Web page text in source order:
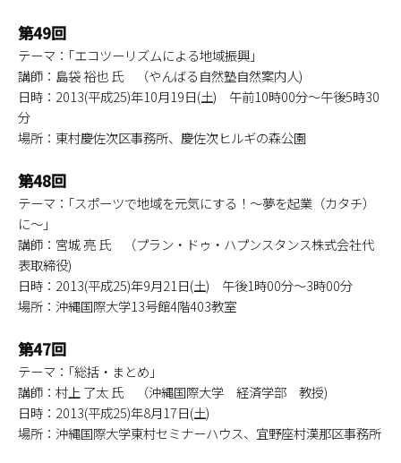
第49回
テーマ：｢エコツーリズムによる地域振興｣
講師：島袋 裕也 氏 （やんばる自然塾自然案内人)
日時：2013(平成25)年10月19日(土) 午前10時00分～午後5時30
分
場所：東村慶佐次区事務所、慶佐次ヒルギの森公園
第48回
テーマ：｢スポーツで地域を元気にする！～夢を起業（カタチ）
に～｣
講師：宮城 亮 氏 （プラン・ドゥ・ハプンスタンス株式会社代
表取締役)
日時：2013(平成25)年9月21日(土) 午後1時00分～3時00分
場所：沖縄国際大学13号館4階403教室
第47回
テーマ：｢総括・まとめ｣
講師：村上 了太 氏 （沖縄国際大学 経済学部 教授)
日時：2013(平成25)年8月17日(土)
場所：沖縄国際大学東村セミナーハウス、宜野座村漢那区事務所